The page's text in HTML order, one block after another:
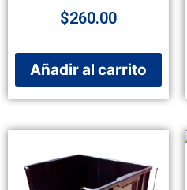
$260.00
Añadir al carrito